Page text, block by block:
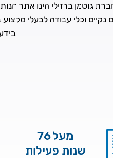
גוטמן ברזילי הינו אתר
נקיים וכלי עבודה לבעלי
מעל 76
שנות פעילות